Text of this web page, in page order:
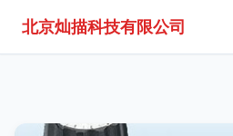
北京灿描科技有限公司